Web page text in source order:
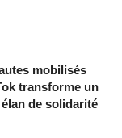
mobilisés
transforme un
de solidarité